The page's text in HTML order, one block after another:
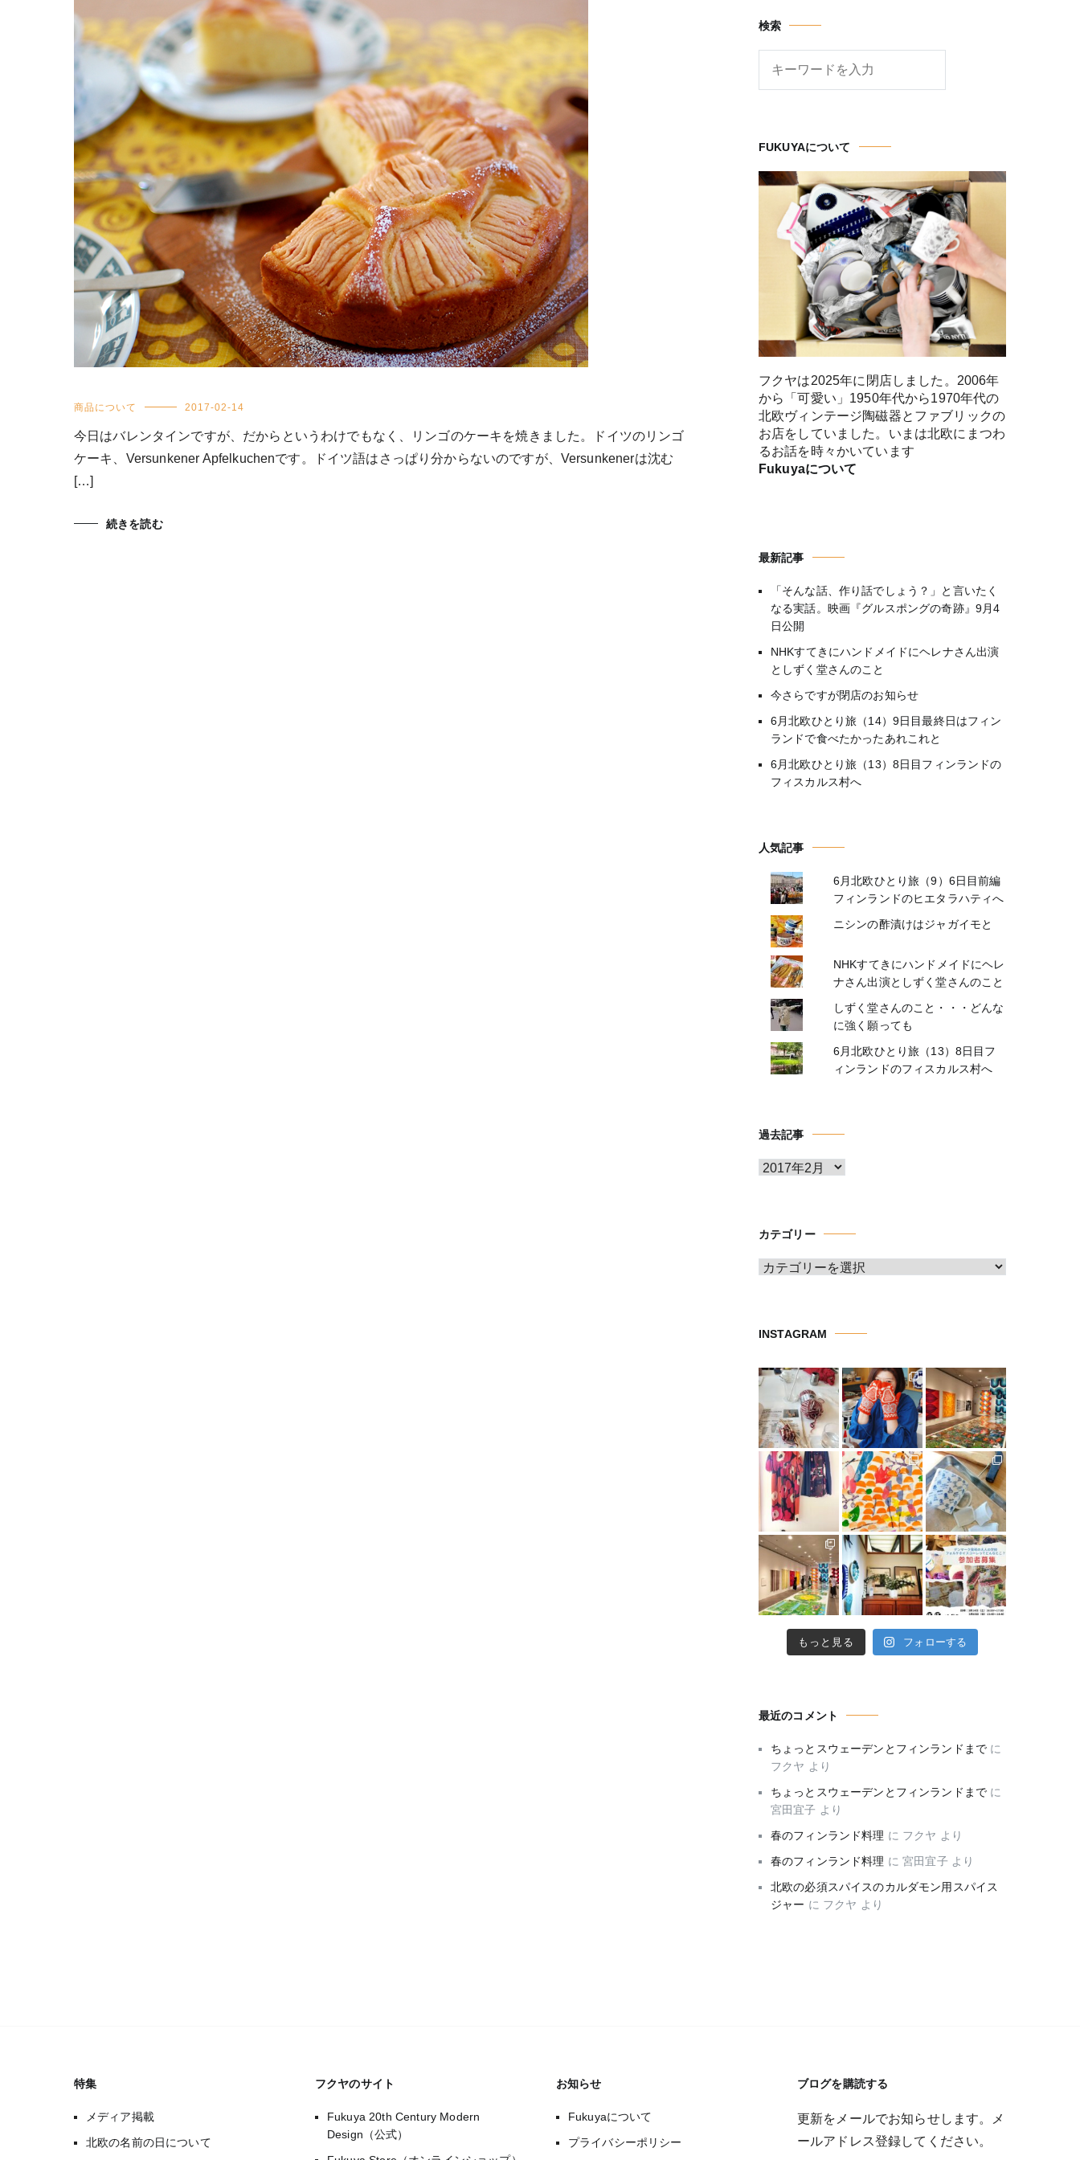
商品について 2017-02-14
今日はバレンタインですが、だからというわけでもなく、リンゴのケーキを焼きました。ドイツのリンゴ
ケーキ、Versunkener Apfelkuchenです。ドイツ語はさっぱり分からないのですが、Versunkenerは沈む
[…]
続きを読む
検索
FUKUYAについて
フクヤは2025年に閉店しました。2006年
から「可愛い」1950年代から1970年代の
北欧ヴィンテージ陶磁器とファブリックの
お店をしていました。いまは北欧にまつわ
るお話を時々かいています
Fukuyaについて
最新記事
「そんな話、作り話でしょう？」と言いたく
なる実話。映画『グルスポングの奇跡』9月4
日公開
NHKすてきにハンドメイドにヘレナさん出演
としずく堂さんのこと
今さらですが閉店のお知らせ
6月北欧ひとり旅（14）9日目最終日はフィン
ランドで食べたかったあれこれと
6月北欧ひとり旅（13）8日目フィンランドの
フィスカルス村へ
人気記事
6月北欧ひとり旅（9）6日目前編
フィンランドのヒエタラハティへ
ニシンの酢漬けはジャガイモと
NHKすてきにハンドメイドにヘレ
ナさん出演としずく堂さんのこと
しずく堂さんのこと・・・どんな
に強く願っても
6月北欧ひとり旅（13）8日目フ
ィンランドのフィスカルス村へ
過去記事
ア
ブ
カテゴリー
カ
ー
INSTAGRAM
もっと見る フォローする
最近のコメント
ちょっとスウェーデンとフィンランドまで に
フクヤ より
ちょっとスウェーデンとフィンランドまで に
宮田宜子 より
春のフィンランド料理 に フクヤ より
春のフィンランド料理 に宮田宜子 より
北欧の必須スパイスのカルダモン用スパイス
ジャー に フクヤ より
特集
メディア掲載
北欧の名前の日について
フクヤのサイト
Fukuya 20th Century Modern
Design（公式）
お知らせ
Fukuyaについて
プライバシーポリシー
ブログを購読する
更新をメールでお知らせします。メ
ールアドレス登録してください。